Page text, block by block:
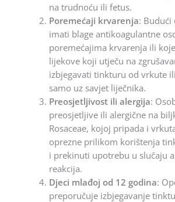
na trudnoću ili fetus.
Poremećaji krvarenja: Budući
imati blage antikoagulantne
poremećajima krvarenja ili
lijekove koji utječu na
izbjegavati tinkturu od vrkute
samo uz savjet liječnika.
Preosjetljivost ili alergija:
preosjetljive ili alergične na
Rosaceae, kojoj pripada i
oprezne prilikom korištenja
i prekinuti upotrebu u slučaju
reakcija.
Djeci mlađoj od 12 godina:
preporučuje izbjegavanje